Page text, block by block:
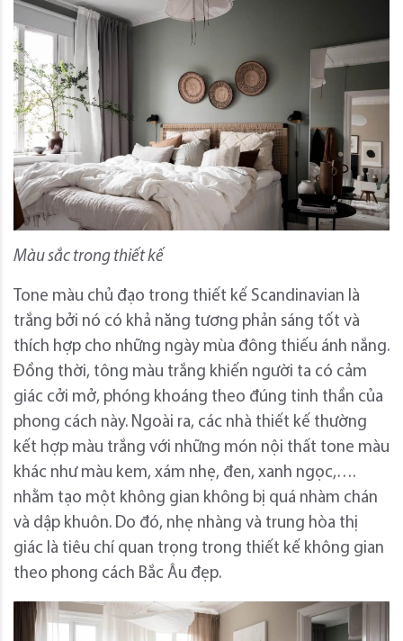
Màu sắc trong thiết kế
Tone màu chủ đạo trong thiết kế Scandinavian là
trắng bởi nó có khả năng tương phản sáng tốt và
thích hợp cho những ngày mùa đông thiếu ánh nắng.
Đồng thời, tông màu trắng khiến người ta có cảm
giác cởi mở, phóng khoáng theo đúng tinh thần của
phong cách này. Ngoài ra, các nhà thiết kế thường
kết hợp màu trắng với những món nội thất tone màu
khác như màu kem, xám nhẹ, đen, xanh ngọc,….
nhằm tạo một không gian không bị quá nhàm chán
và dập khuôn. Do đó, nhẹ nhàng và trung hòa thị
giác là tiêu chí quan trọng trong thiết kế không gian
theo phong cách Bắc Âu đẹp.